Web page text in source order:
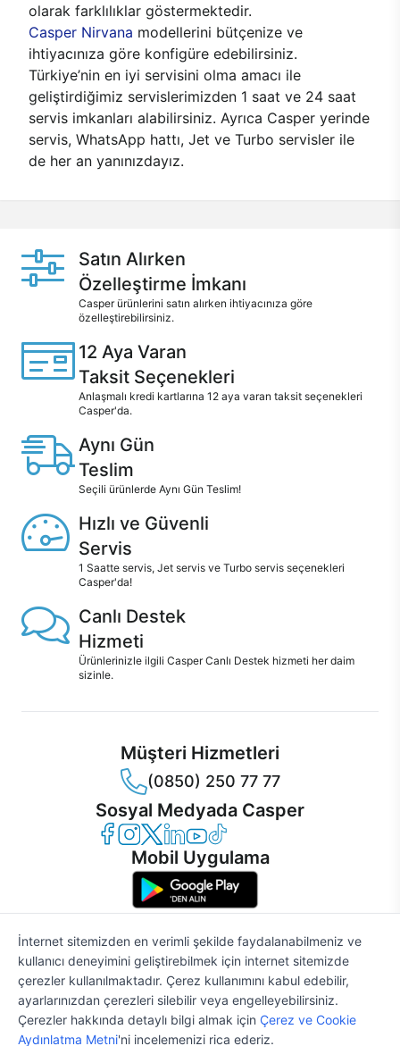
49.316 TL48.330 TL %2
olarak farklılıklar göstermektedir.
Casper Nirvana modellerini bütçenize ve
ihtiyacınıza göre konfigüre edebilirsiniz.
Türkiye’nin en iyi servisini olma amacı ile
geliştirdiğimiz servislerimizden 1 saat ve 24 saat
servis imkanları alabilirsiniz. Ayrıca Casper yerinde
servis, WhatsApp hattı, Jet ve Turbo servisler ile
de her an yanınızdayız.
Satın Alırken
Özelleştirme İmkanı
Casper ürünlerini satın alırken ihtiyacınıza göre
özelleştirebilirsiniz.
12 Aya Varan
Taksit Seçenekleri
Anlaşmalı kredi kartlarına 12 aya varan taksit seçenekleri
Casper'da.
Aynı Gün
Teslim
Seçili ürünlerde Aynı Gün Teslim!
Hızlı ve Güvenli
Servis
1 Saatte servis, Jet servis ve Turbo servis seçenekleri
Casper'da!
Canlı Destek
Hizmeti
Ürünlerinizle ilgili Casper Canlı Destek hizmeti her daim
sizinle.
Müşteri Hizmetleri
(0850) 250 77 77
Sosyal Medyada Casper
Casper Facebook
Casper Instagram
Casper Twitter
Casper LinkedIn
Casper YouTube
Casper TikTok
Mobil Uygulama
© 2021 - 2026 Casper Bilgisayar Sistemleri A.Ş. Tüm Hakları Saklıdır
KVKK
Çerez Politikası
Bilgi Güvenliği
İnternet sitemizden en verimli şekilde faydalanabilmeniz ve
kullanıcı deneyimini geliştirebilmek için internet sitemizde
çerezler kullanılmaktadır. Çerez kullanımını kabul edebilir,
ayarlarınızdan çerezleri silebilir veya engelleyebilirsiniz.
Çerezler hakkında detaylı bilgi almak için Çerez ve Cookie
Aydınlatma Metni'ni incelemenizi rica ederiz.